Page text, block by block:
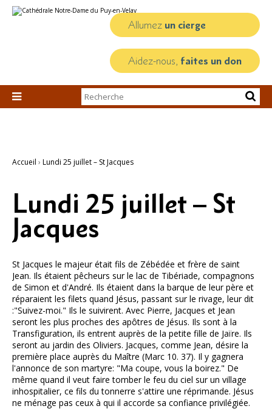
au
personnels
Allumez un cierge
Aidez-nous, faites un don

Chercher par
Recherche
Accueil › Lundi 25 juillet – St Jacques
Lundi 25 juillet – St
Jacques
St Jacques le majeur était fils de Zébédée et frère de saint
Jean. Ils étaient pêcheurs sur le lac de Tibériade, compagnons
de Simon et d'André. Ils étaient dans la barque de leur père et
réparaient les filets quand Jésus, passant sur le rivage, leur dit
:"Suivez-moi." Ils le suivirent. Avec Pierre, Jacques et Jean
seront les plus proches des apôtres de Jésus. Ils sont à la
Transfiguration, ils entrent auprès de la petite fille de Jaïre. Ils
seront au jardin des Oliviers. Jacques, comme Jean, désire la
première place auprès du Maître (Marc 10. 37). Il y gagnera
l'annonce de son martyre: "Ma coupe, vous la boirez." De
même quand il veut faire tomber le feu du ciel sur un village
inhospitalier, ce fils du tonnerre s'attire une réprimande. Jésus
ne ménage pas ceux à qui il accorde sa confiance privilégiée.